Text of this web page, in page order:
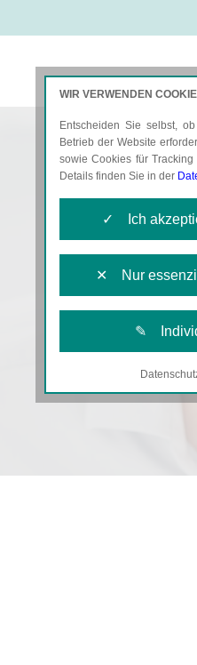
AKTUELLES
WIR VERWENDEN
Entscheiden Sie selbst,
Betrieb der Website
sowie Cookies für
Details finden Sie in der
✓ Ich
✕ Nur
✎
Notwendige